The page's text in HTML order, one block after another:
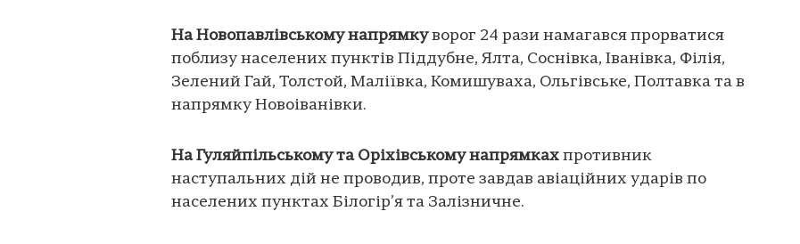
На Новопавлівському напрямкуворог 24 рази намагався прорватися
поблизу населених пунктів Піддубне, Ялта, Соснівка, Іванівка, Філія,
Зелений Гай, Толстой, Маліївка, Комишуваха, Ольгівське, Полтавка та в
напрямку Новоіванівки.
На Гуляйпільському та Оріхівському напрямках противник
наступальних дій не проводив, проте завдав авіаційних ударів по
населених пунктах Білогір’я та Залізничне.